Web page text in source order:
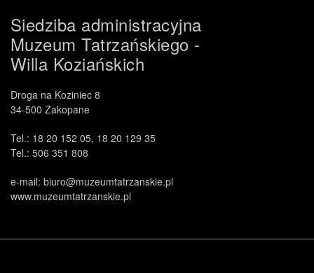
Siedziba administracyjna
Muzeum Tatrzańskiego -
Willa Koziańskich
Droga na Koziniec 8
34-500 Zakopane
Tel.: 18 20 152 05, 18 20 129 35
Tel.: 506 351 808
e-mail: biuro@muzeumtatrzanskie.pl
www.muzeumtatrzanskie.pl